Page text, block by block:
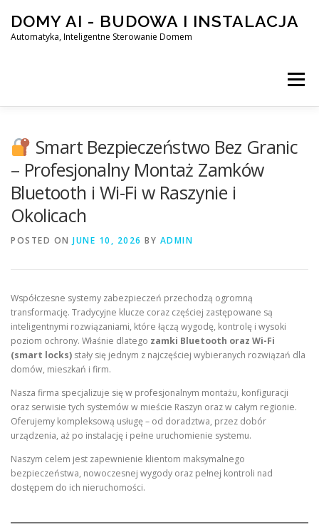
content
DOMY AI - BUDOWA I INSTALACJA
Automatyka, Inteligentne Sterowanie Domem
Menu
SMART DOM AI – AUTOMATYKA, INTELIGENTNE
BLOG KONTAKT
Smart Bezpieczeństwo Bez Granic
– Profesjonalny Montaż Zamków
Bluetooth i Wi-Fi w Raszynie i
Okolicach
POSTED ON JUNE 10, 2026 BY ADMIN
Współczesne systemy zabezpieczeń przechodzą ogromną
transformację. Tradycyjne klucze coraz częściej zastępowane są
inteligentnymi rozwiązaniami, które łączą wygodę, kontrolę i wysoki
poziom ochrony. Właśnie dlatego zamki Bluetooth oraz Wi-Fi
(smart locks) stały się jednym z najczęściej wybieranych rozwiązań dla
domów, mieszkań i firm.
Nasza firma specjalizuje się w profesjonalnym montażu, konfiguracji
oraz serwisie tych systemów w mieście Raszyn oraz w całym regionie.
Oferujemy kompleksową usługę – od doradztwa, przez dobór
urządzenia, aż po instalację i pełne uruchomienie systemu.
Naszym celem jest zapewnienie klientom maksymalnego
bezpieczeństwa, nowoczesnej wygody oraz pełnej kontroli nad
dostępem do ich nieruchomości.